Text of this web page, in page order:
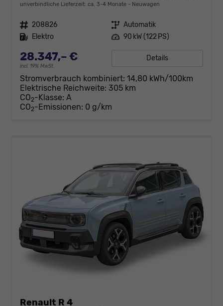
unverbindliche Lieferzeit: ca. 3-4 Monate Neuwagen
Fahrzeugnr. 208826 Getriebe Automatik
Kraftstoff Elektro Leistung 90 kW (122 PS)
28.347,– €
incl. 19% MwSt.
Details
Stromverbrauch kombiniert: 14,80 kWh/100km
Elektrische Reichweite: 305 km
CO2-Klasse: A
CO2-Emissionen: 0 g/km
Renault R 4